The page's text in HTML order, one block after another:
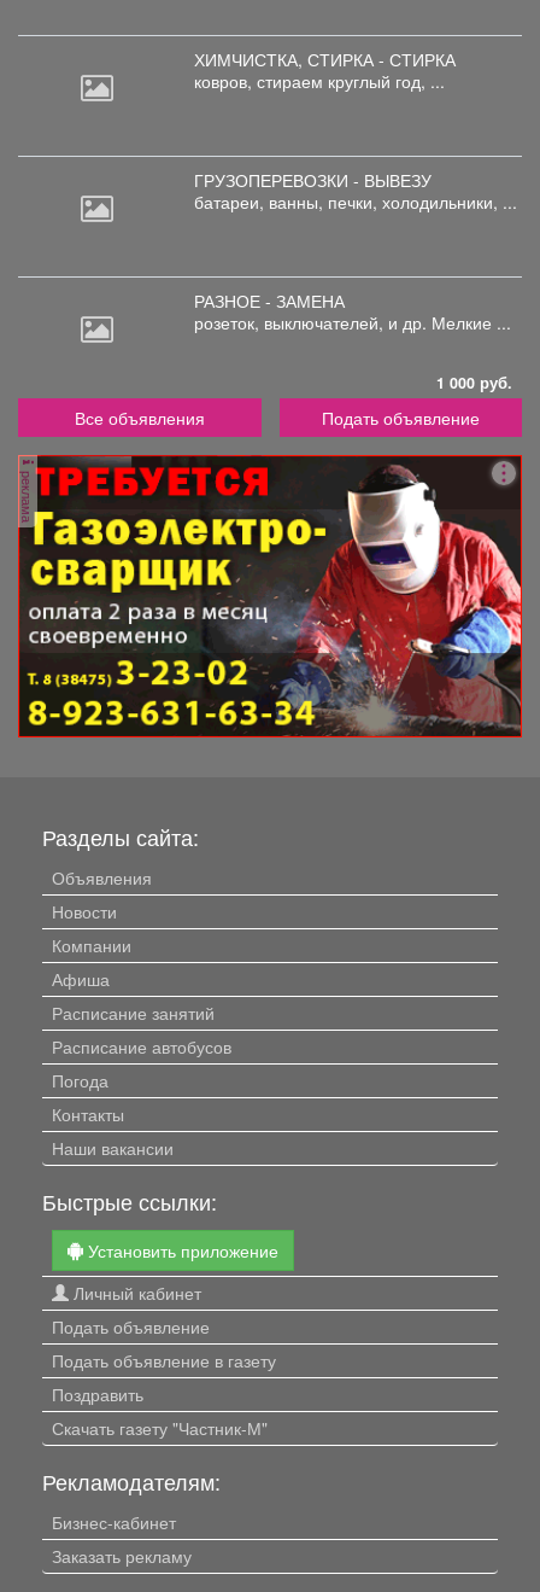
ХИМЧИСТКА, СТИРКА - СТИРКА
ковров, стираем круглый год, ...
ГРУЗОПЕРЕВОЗКИ - ВЫВЕЗУ
батареи, ванны, печки, холодильники, ...
РАЗНОЕ - ЗАМЕНА
розеток, выключателей, и др. Мелкие ...
1 000 руб.
Все объявления Подать объявление
реклама
Разделы сайта:
Объявления
Новости
Компании
Афиша
Расписание занятий
Расписание автобусов
Погода
Контакты
Наши вакансии
Быстрые ссылки:
Установить приложение
Личный кабинет
Подать объявление
Подать объявление в газету
Поздравить
Скачать газету "Частник-М"
Рекламодателям:
Бизнес-кабинет
Заказать рекламу